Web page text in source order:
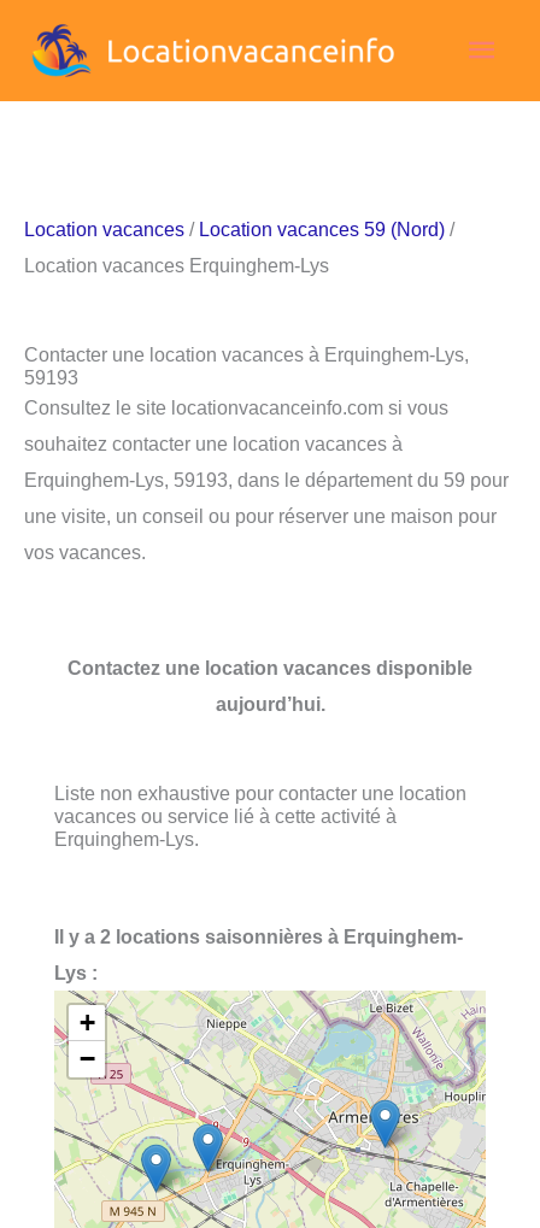
Location vacances / Location vacances 59 (Nord) /
Location vacances Erquinghem-Lys
Contacter une location vacances à Erquinghem-Lys,
59193
Consultez le site locationvacanceinfo.com si vous
souhaitez contacter une location vacances à
Erquinghem-Lys, 59193, dans le département du 59 pour
une visite, un conseil ou pour réserver une maison pour
vos vacances.
Contactez une location vacances disponible
aujourd’hui.
Liste non exhaustive pour contacter une location
vacances ou service lié à cette activité à
Erquinghem-Lys.
Il y a 2 locations saisonnières à Erquinghem-
Lys :
+
−